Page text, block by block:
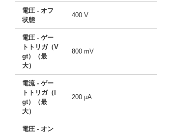
電圧 - オフ
状態
400 V
電圧 - ゲー
トトリガ（V
gt）（最
大）
800 mV
電流 - ゲー
トトリガ（I
gt）（最
大）
200 µA
電圧 - オン